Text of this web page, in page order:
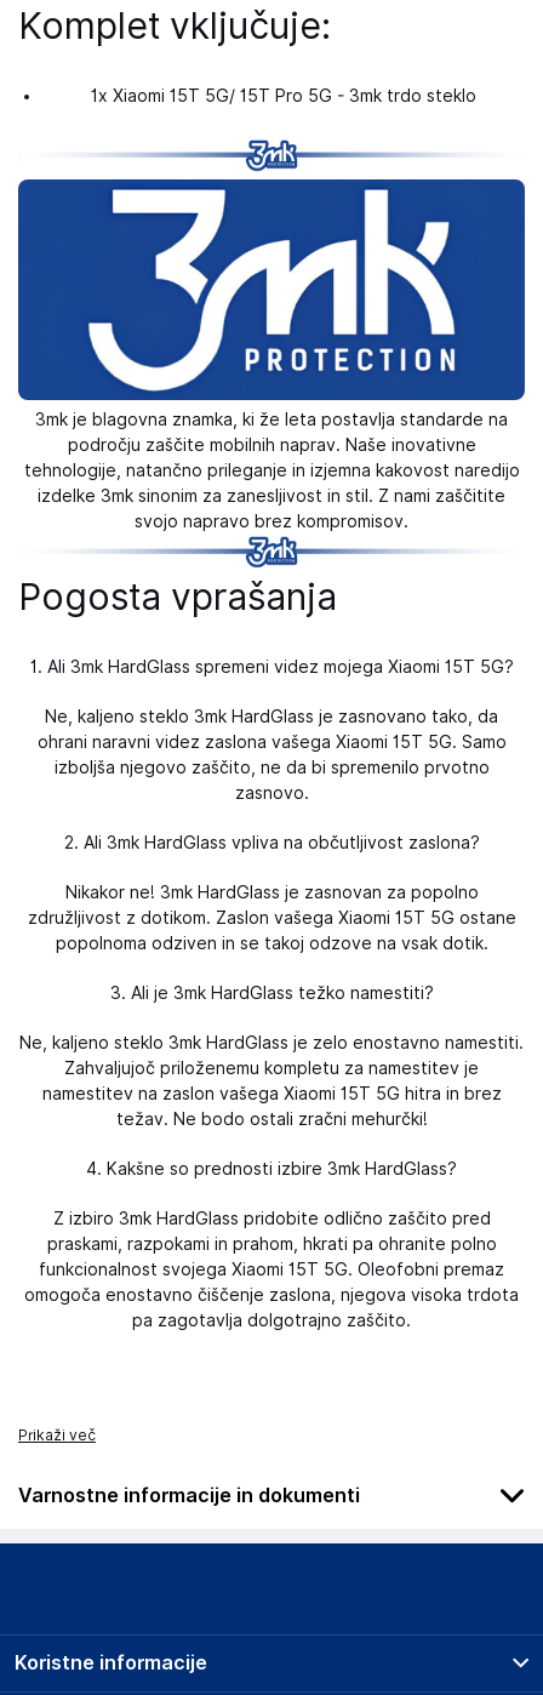
Komplet vključuje:
1x Xiaomi 15T 5G/ 15T Pro 5G - 3mk trdo steklo
3mk je blagovna znamka, ki že leta postavlja standarde na
področju zaščite mobilnih naprav. Naše inovativne
tehnologije, natančno prileganje in izjemna kakovost naredijo
izdelke 3mk sinonim za zanesljivost in stil. Z nami zaščitite
svojo napravo brez kompromisov.
Pogosta vprašanja
1. Ali 3mk HardGlass spremeni videz mojega Xiaomi 15T 5G?
Ne, kaljeno steklo 3mk HardGlass je zasnovano tako, da
ohrani naravni videz zaslona vašega Xiaomi 15T 5G. Samo
izboljša njegovo zaščito, ne da bi spremenilo prvotno
zasnovo.
2. Ali 3mk HardGlass vpliva na občutljivost zaslona?
Nikakor ne! 3mk HardGlass je zasnovan za popolno
združljivost z dotikom. Zaslon vašega Xiaomi 15T 5G ostane
popolnoma odziven in se takoj odzove na vsak dotik.
3. Ali je 3mk HardGlass težko namestiti?
Ne, kaljeno steklo 3mk HardGlass je zelo enostavno namestiti.
Zahvaljujoč priloženemu kompletu za namestitev je
namestitev na zaslon vašega Xiaomi 15T 5G hitra in brez
težav. Ne bodo ostali zračni mehurčki!
4. Kakšne so prednosti izbire 3mk HardGlass?
Z izbiro 3mk HardGlass pridobite odlično zaščito pred
praskami, razpokami in prahom, hkrati pa ohranite polno
funkcionalnost svojega Xiaomi 15T 5G. Oleofobni premaz
omogoča enostavno čiščenje zaslona, ​​njegova visoka trdota
pa zagotavlja dolgotrajno zaščito.
Prikaži več
Varnostne informacije in dokumenti
Podatki o proizvajalcu
3mk
Koristne informacije